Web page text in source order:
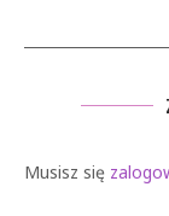
Musisz się